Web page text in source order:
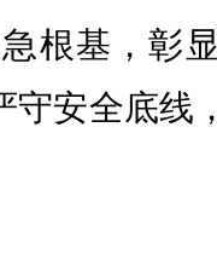
根基，彰
守安全底